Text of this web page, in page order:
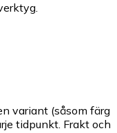
variant (såsom färg
tidpunkt. Frakt och